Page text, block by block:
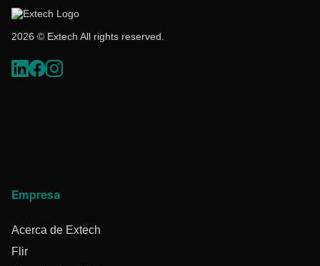
2026 © Extech All rights reserved.
Empresa
Acerca de Extech
Flir